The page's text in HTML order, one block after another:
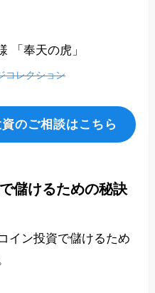
コレクション
のご相談はこちら
儲けるための秘訣
イン投資で儲けるため